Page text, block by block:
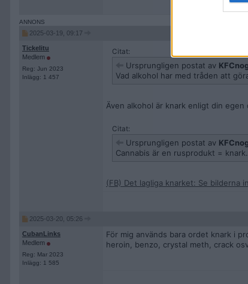
2025-03-19, 09:17
Tickelitu
Medlem
Reg: Jun 2023
Inlägg: 1 457
Citat:
Ursprungligen postat av
Vad alkohol har med tråden att
Även alkohol är knark enligt din egen
Citat:
Ursprungligen postat av
Cannabis är en rusprodukt = knark.
(FB) Det lagliga knarket: Se bilderna
2025-03-20, 05:26
CubanLinks
Medlem
Reg: Mar 2023
Inlägg: 1 585
För mig används bara ordet knark i
heroin, benzo, crystal meth, crack